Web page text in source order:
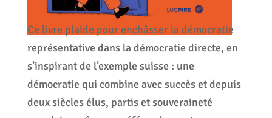
Ce livre plaide pour enchâsser la démocratie
représentative dans la démocratie directe, en
s’inspirant de l’exemple suisse : une
démocratie qui combine avec succès et depuis
deux siècles élus, partis et souveraineté